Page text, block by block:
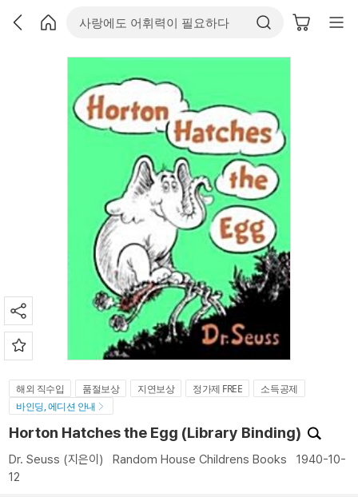
해외 직수입 품절보상 지연보상 정가제 FREE
소득공제
바인딩, 에디션 안내
Horton Hatches the Egg (Library Binding)
Dr. Seuss (지은이) Random House Childrens Books 1940-10-
12